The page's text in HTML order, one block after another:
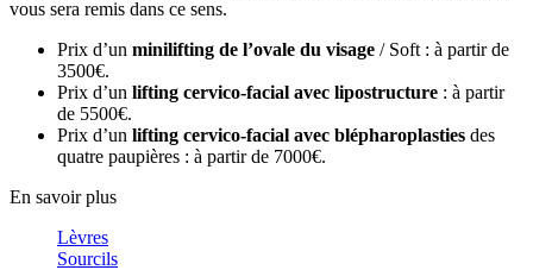
vous sera remis dans ce sens.
Prix d’un minilifting de l’ovale du visage / Soft : à partir de
3500€.
Prix d’un lifting cervico-facial avec lipostructure : à partir
de 5500€.
Prix d’un lifting cervico-facial avec blépharoplasties des
quatre paupières : à partir de 7000€.
En savoir plus
Lèvres
Sourcils